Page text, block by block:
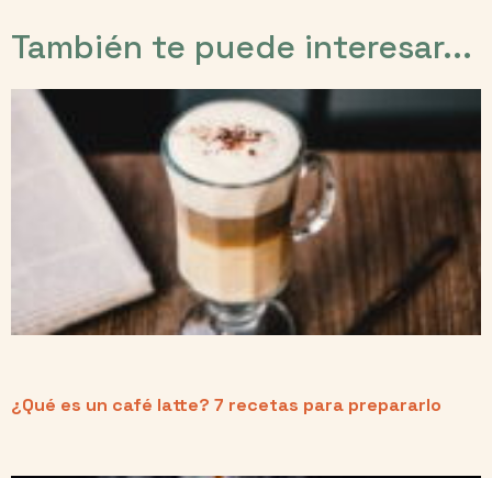
También te puede interesar...
¿Qué es un café latte? 7 recetas para prepararlo